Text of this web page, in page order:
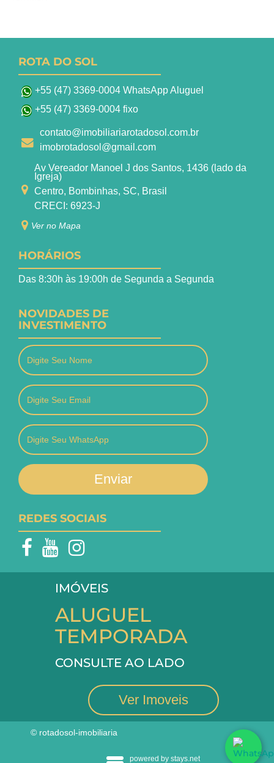
ROTA DO SOL
+55 (47) 3369-0004 WhatsApp Aluguel
+55 (47) 3369-0004 fixo
contato@imobiliariarotadosol.com.br
imobrotadosol@gmail.com
Av Vereador Manoel J dos Santos, 1436 (lado da
Igreja)
Centro, Bombinhas, SC, Brasil
CRECI: 6923-J
Ver no Mapa
HORÁRIOS
Das 8:30h às 19:00h de Segunda a Segunda
NOVIDADES DE
INVESTIMENTO
Enviar
REDES SOCIAIS
IMÓVEIS
ALUGUEL
TEMPORADA
CONSULTE AO LADO
Ver Imoveis
© rotadosol-imobiliaria
powered by stays.net